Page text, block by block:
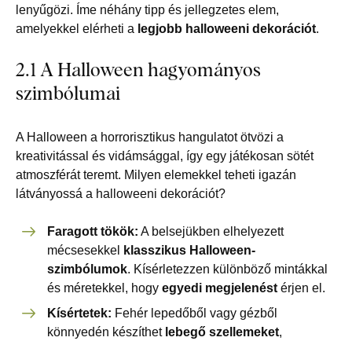
lenyűgözi. Íme néhány tipp és jellegzetes elem,
amelyekkel elérheti a legjobb halloweeni dekorációt.
2.1 A Halloween hagyományos
szimbólumai
A Halloween a horrorisztikus hangulatot ötvözi a
kreativitással és vidámsággal, így egy játékosan sötét
atmoszférát teremt. Milyen elemekkel teheti igazán
látványossá a halloweeni dekorációt?
Faragott tökök: A belsejükben elhelyezett
mécsesekkel
klasszikus Halloween-
szimbólumok. Kísérletezzen különböző mintákkal
és méretekkel, hogy egyedi megjelenéstérjen el.
Kísértetek: Fehér lepedőből vagy gézből
könnyedén készíthet lebegő szellemeket,